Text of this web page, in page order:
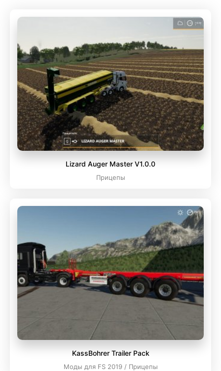
Lizard Auger Master V1.0.0
Прицепы
KassBohrer Trailer Pack
Моды для FS 2019 / Прицепы